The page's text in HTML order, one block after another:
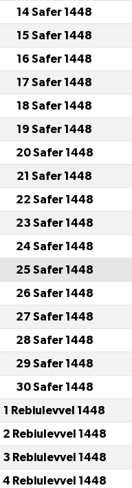
14 Safer 1448
15 Safer 1448
16 Safer 1448
17 Safer 1448
18 Safer 1448
19 Safer 1448
20 Safer 1448
21 Safer 1448
22 Safer 1448
23 Safer 1448
24 Safer 1448
25 Safer 1448
26 Safer 1448
27 Safer 1448
28 Safer 1448
29 Safer 1448
30 Safer 1448
1 Rebiulevvel 1448
2 Rebiulevvel 1448
3 Rebiulevvel 1448
4 Rebiulevvel 1448